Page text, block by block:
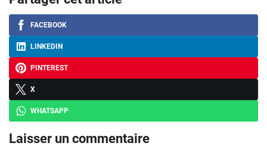
FACEBOOK
LINKEDIN
PINTEREST
X
WHATSAPP
Laisser un commentaire